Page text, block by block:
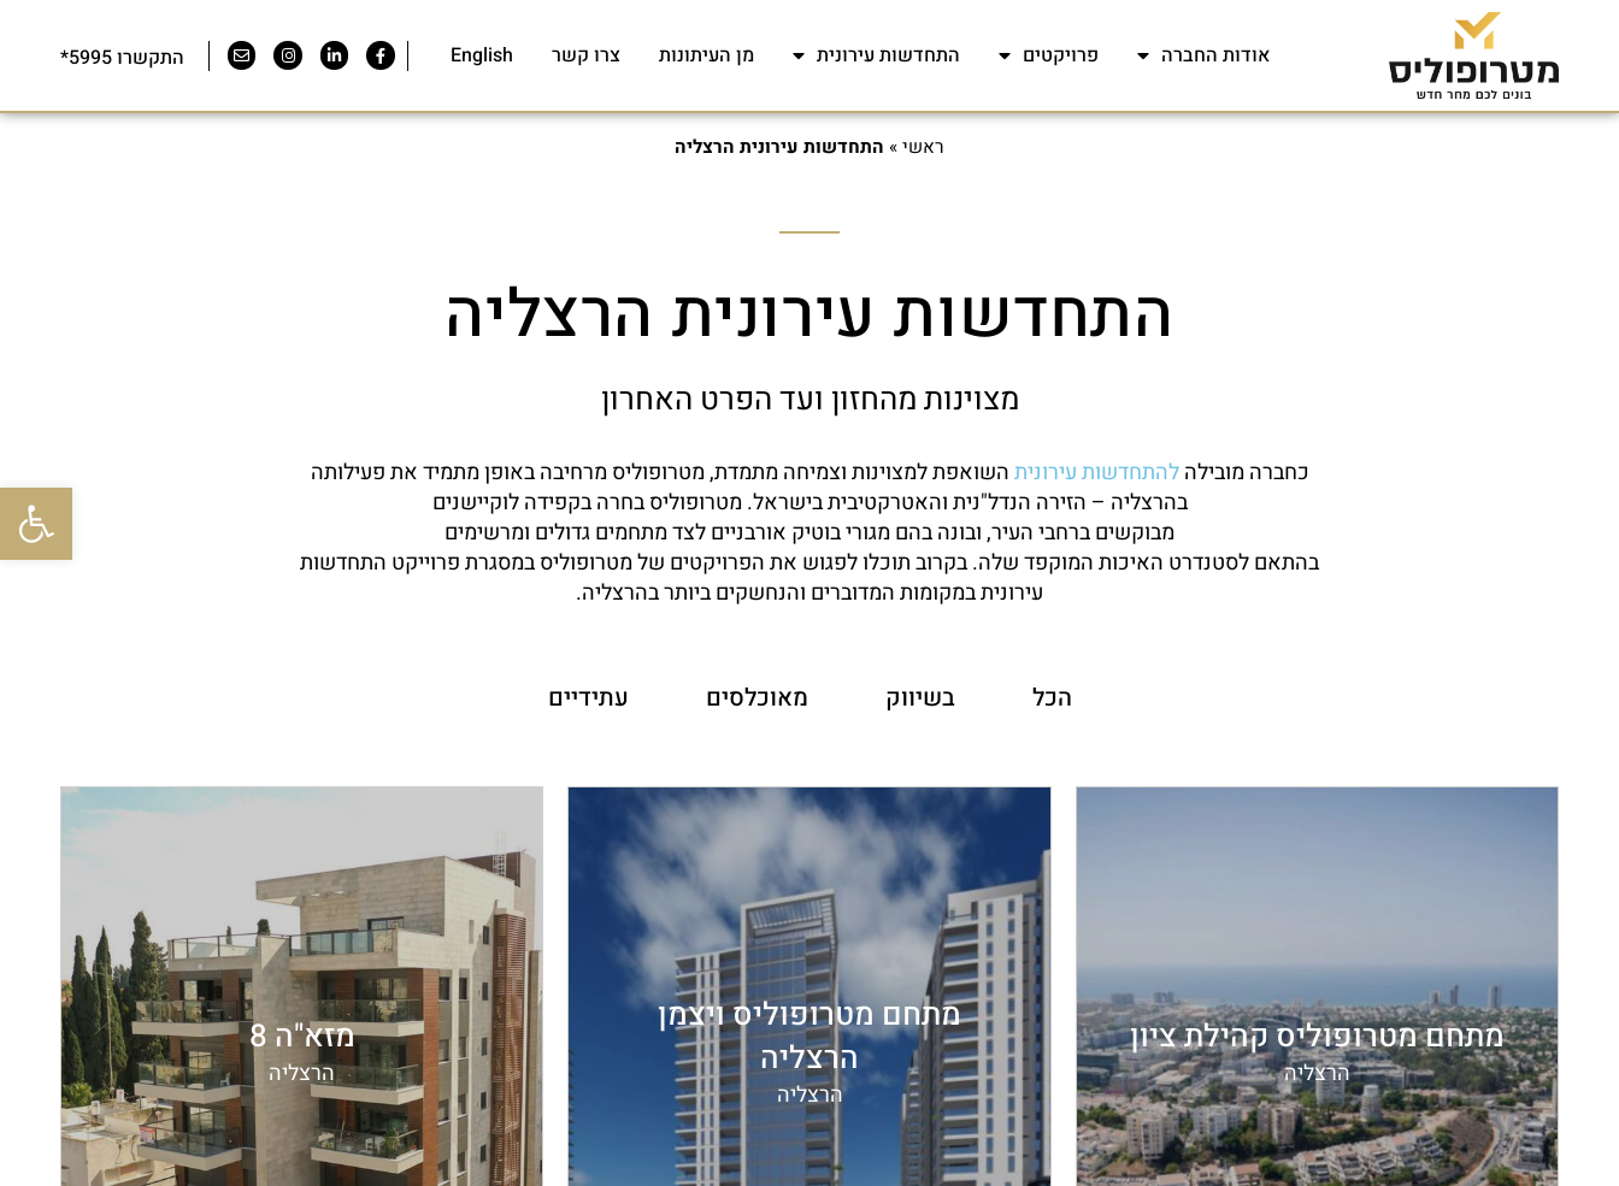
פתח
אודות החברה פרויקטים התחדשות עירונית מן העיתונות צרו קשר English התקשרו 5995*
ראשי» התחדשות עירונית הרצליה
התחדשות עירונית הרצליה
מצוינות מהחזון ועד הפרט האחרון
כחברה מובילהלהתחדשות עירוניתהשואפת למצוינות וצמיחה מתמדת, מטרופוליס מרחיבה באופן מתמיד את פעילותה
בהרצליה – הזירה הנדל"נית והאטרקטיבית בישראל. מטרופוליס בחרה בקפידה לוקיישנים
מבוקשים ברחבי העיר, ובונה בהם מגורי בוטיק אורבניים לצד מתחמים גדולים ומרשימים
בהתאם לסטנדרט האיכות המוקפד שלה. בקרוב תוכלו לפגוש את הפרויקטים של מטרופוליס במסגרת פרוייקט התחדשות
עירונית במקומות המדוברים והנחשקים ביותר בהרצליה.
הכל בשיווק מאוכלסים עתידיים
מתחם מטרופוליס קהילת ציון
הרצליה
מתחם מטרופוליס ויצמן
הרצליה
הרצליה
מזא"ה 8
הרצליה